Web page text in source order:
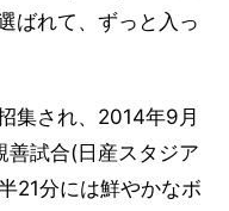
ばれて、ずっと入っ
集され、2014年9月
善試合(日産スタジア
21分には鮮やかなボ